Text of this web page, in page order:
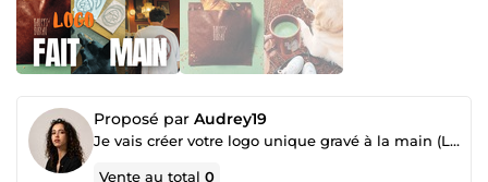
Proposé par Audrey19
Je vais créer votre logo unique gravé à la main (Linogravure / Linocut)
Vente au total0